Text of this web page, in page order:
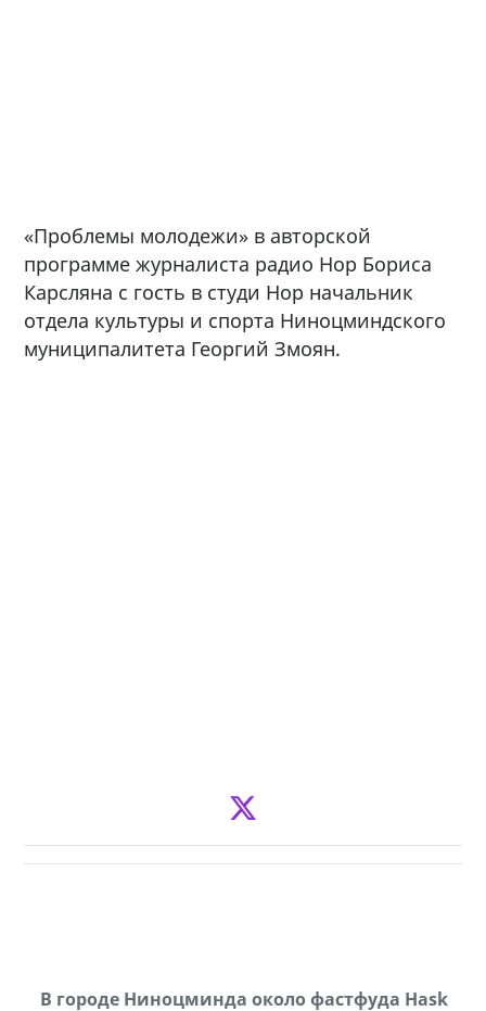
«Проблемы молодежи» в авторской
программе журналиста радио Нор Бориса
Карсляна с гость в студи Нор начальник
отдела культуры и спорта Ниноцминдского
муниципалитета Георгий Змоян.
В городе Ниноцминда около фастфуда Hask
Продается машина марки Prado,571 30 57